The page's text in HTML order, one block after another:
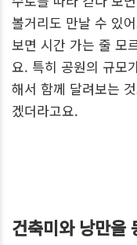
볼거리도 만날 수 있
보면 시간 가는 줄 모
요. 특히 공원의 규모
해서 함께 달려보는
겠더라고요.
건축미와 낭만을